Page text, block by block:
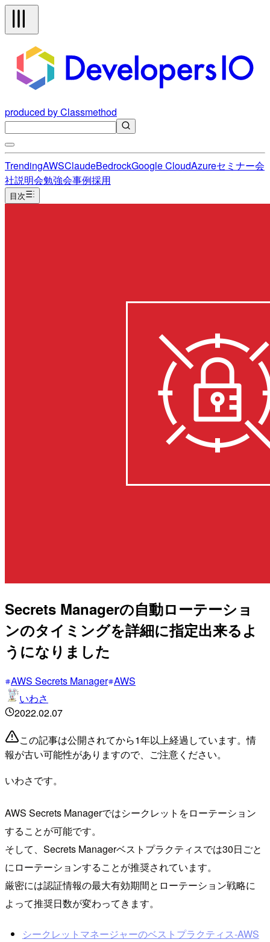
produced by Classmethod
TrendingAWSClaudeBedrockGoogle CloudAzureセミナー会
社説明会勉強会事例採用
目次
Secrets Managerの自動ローテーショ
ンのタイミングを詳細に指定出来るよ
うになりました
AWS Secrets Manager AWS
いわさ
2022.02.07
この記事は公開されてから1年以上経過しています。情
報が古い可能性がありますので、ご注意ください。
いわさです。
AWS Secrets Managerではシークレットをローテーション
することが可能です。
そして、Secrets Managerベストプラクティスでは30日ごと
にローテーションすることが推奨されています。
厳密には認証情報の最大有効期間とローテーション戦略に
よって推奨日数が変わってきます。
シークレットマネージャーのベストプラクティス-AWS